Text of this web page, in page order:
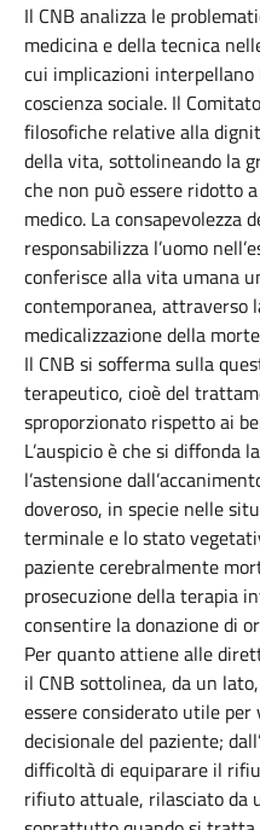
Il CNB analizza le
medicina e della tecnica
cui implicazioni interpellano
coscienza sociale. Il
filosofiche relative alla
della vita, sottolineando la
che non può essere ridotto
medico. La consapevolezza
responsabilizza l’uomo
conferisce alla vita umana
contemporanea, attraverso
medicalizzazione della
Il CNB si sofferma sulla
terapeutico, cioè del
sproporzionato rispetto ai
L’auspicio è che si diffonda
l’astensione
doveroso, in specie nelle
terminale e lo stato
paziente cerebralmente
prosecuzione della terapia
consentire la donazione di
Per quanto attiene alle
il CNB sottolinea, da un
essere considerato utile per
decisionale del paziente;
difficoltà di equiparare il
rifiuto attuale, rilasciato da